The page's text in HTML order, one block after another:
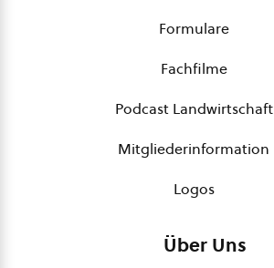
Formulare
Fachfilme
Podcast Landwirtschaft
Mitgliederinformation
Logos
Über Uns